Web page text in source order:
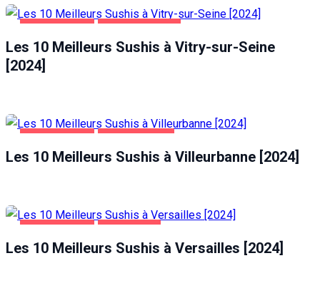
Les 10 Meilleurs Sushis à Vitry-sur-Seine
[2024]
Les 10 Meilleurs Sushis à Villeurbanne [2024]
Les 10 Meilleurs Sushis à Versailles [2024]